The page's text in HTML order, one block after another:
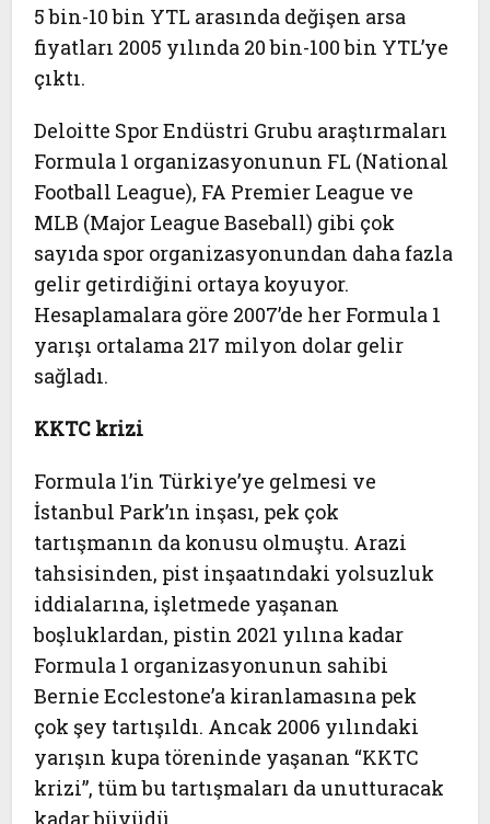
5 bin-10 bin YTL arasında değişen arsa
fiyatları 2005 yılında 20 bin-100 bin YTL’ye
çıktı.
Deloitte Spor Endüstri Grubu araştırmaları
Formula 1 organizasyonunun FL (National
Football League), FA Premier League ve
MLB (Major League Baseball) gibi çok
sayıda spor organizasyonundan daha fazla
gelir getirdiğini ortaya koyuyor.
Hesaplamalara göre 2007’de her Formula 1
yarışı ortalama 217 milyon dolar gelir
sağladı.
KKTC krizi
Formula 1’in Türkiye’ye gelmesi ve
İstanbul Park’ın inşası, pek çok
tartışmanın da konusu olmuştu. Arazi
tahsisinden, pist inşaatındaki yolsuzluk
iddialarına, işletmede yaşanan
boşluklardan, pistin 2021 yılına kadar
Formula 1 organizasyonunun sahibi
Bernie Ecclestone’a kiranlamasına pek
çok şey tartışıldı. Ancak 2006 yılındaki
yarışın kupa töreninde yaşanan “KKTC
krizi”, tüm bu tartışmaları da unutturacak
kadar büyüdü.